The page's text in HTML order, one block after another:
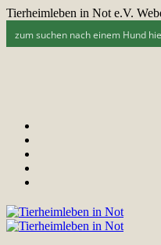
Tierheimleben in Not e.V.